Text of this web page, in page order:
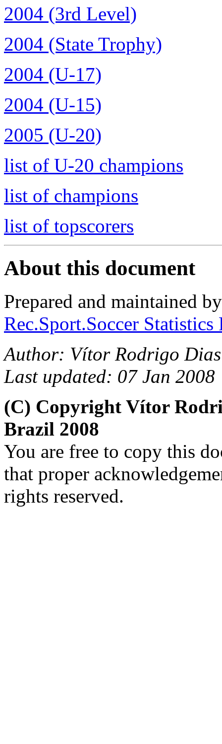
2004 (3rd Level)
2004 (State Trophy)
2004 (U-17)
2004 (U-15)
2005 (U-20)
list of U-20 champions
list of champions
list of topscorers
About this document
Prepared and maintained
Rec.Sport.Soccer
Author: Vítor Rodrigo Dias
Last updated: 07 Jan 2008
(C) Copyright Vítor
Brazil 2008
You are free to copy this
that proper
rights reserved.